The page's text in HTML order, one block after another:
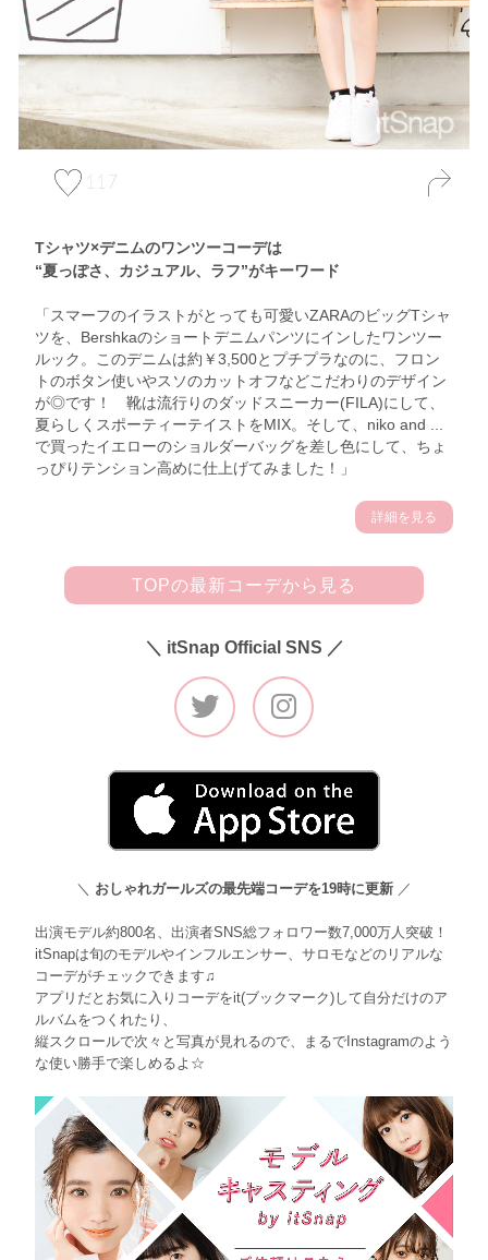
117
Tシャツ×デニムのワンツーコーデは
“夏っぽさ、カジュアル、ラフ”がキーワード
「スマーフのイラストがとっても可愛いZARAのビッグTシャ
ツを、Bershkaのショートデニムパンツにインしたワンツー
ルック。このデニムは約￥3,500とプチプラなのに、フロン
トのボタン使いやスソのカットオフなどこだわりのデザイン
が◎です！ 靴は流行りのダッドスニーカー(FILA)にして、
夏らしくスポーティーテイストをMIX。そして、niko and ...
で買ったイエローのショルダーバッグを差し色にして、ちょ
っぴりテンション高めに仕上げてみました！」
詳細を見る
TOPの最新コーデから見る
＼ itSnap Official SNS ／
＼ おしゃれガールズの最先端コーデを19時に更新 ／
出演モデル約800名、出演者SNS総フォロワー数7,000万人突破！
itSnapは旬のモデルやインフルエンサー、サロモなどのリアルな
コーデがチェックできます♫
アプリだとお気に入りコーデをit(ブックマーク)して自分だけのア
ルバムをつくれたり、
縦スクロールで次々と写真が見れるので、まるでInstagramのよう
な使い勝手で楽しめるよ☆